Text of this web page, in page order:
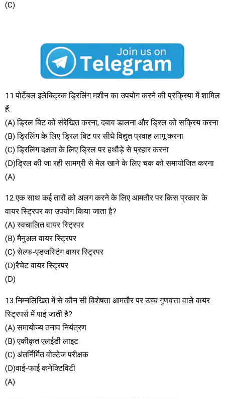
(C)
11.पोर्टेबल इलेक्ट्रिक ड्रिलिंग मशीन का उपयोग करने की प्रक्रिया में शामिल
हैं:
(A) ड्रिल बिट को संरेखित करना, दबाव डालना और ड्रिल को सक्रिय करना
(B) ड्रिलिंग के लिए ड्रिल बिट पर सीधे विद्युत प्रवाह लागू करना
(C) ड्रिलिंग दक्षता के लिए ड्रिल पर हथौड़े से प्रहार करना
(D)ड्रिल की जा रही सामग्री से मेल खाने के लिए चक को समायोजित करना
(A)
12.एक साथ कई तारों को अलग करने के लिए आमतौर पर किस प्रकार के
वायर स्ट्रिपर का उपयोग किया जाता है?
(A) स्वचालित वायर स्ट्रिपर
(B) मैनुअल वायर स्ट्रिपर
(C) सेल्फ-एडजस्टिंग वायर स्ट्रिपर
(D)रैचेट वायर स्ट्रिपर
(D)
13.निम्नलिखित में से कौन सी विशेषता आमतौर पर उच्च गुणवत्ता वाले वायर
स्ट्रिपर्स में पाई जाती है?
(A) समायोज्य तनाव नियंत्रण
(B) एकीकृत एलईडी लाइट
(C) अंतर्निर्मित वोल्टेज परीक्षक
(D)वाई-फाई कनेक्टिविटी
(A)